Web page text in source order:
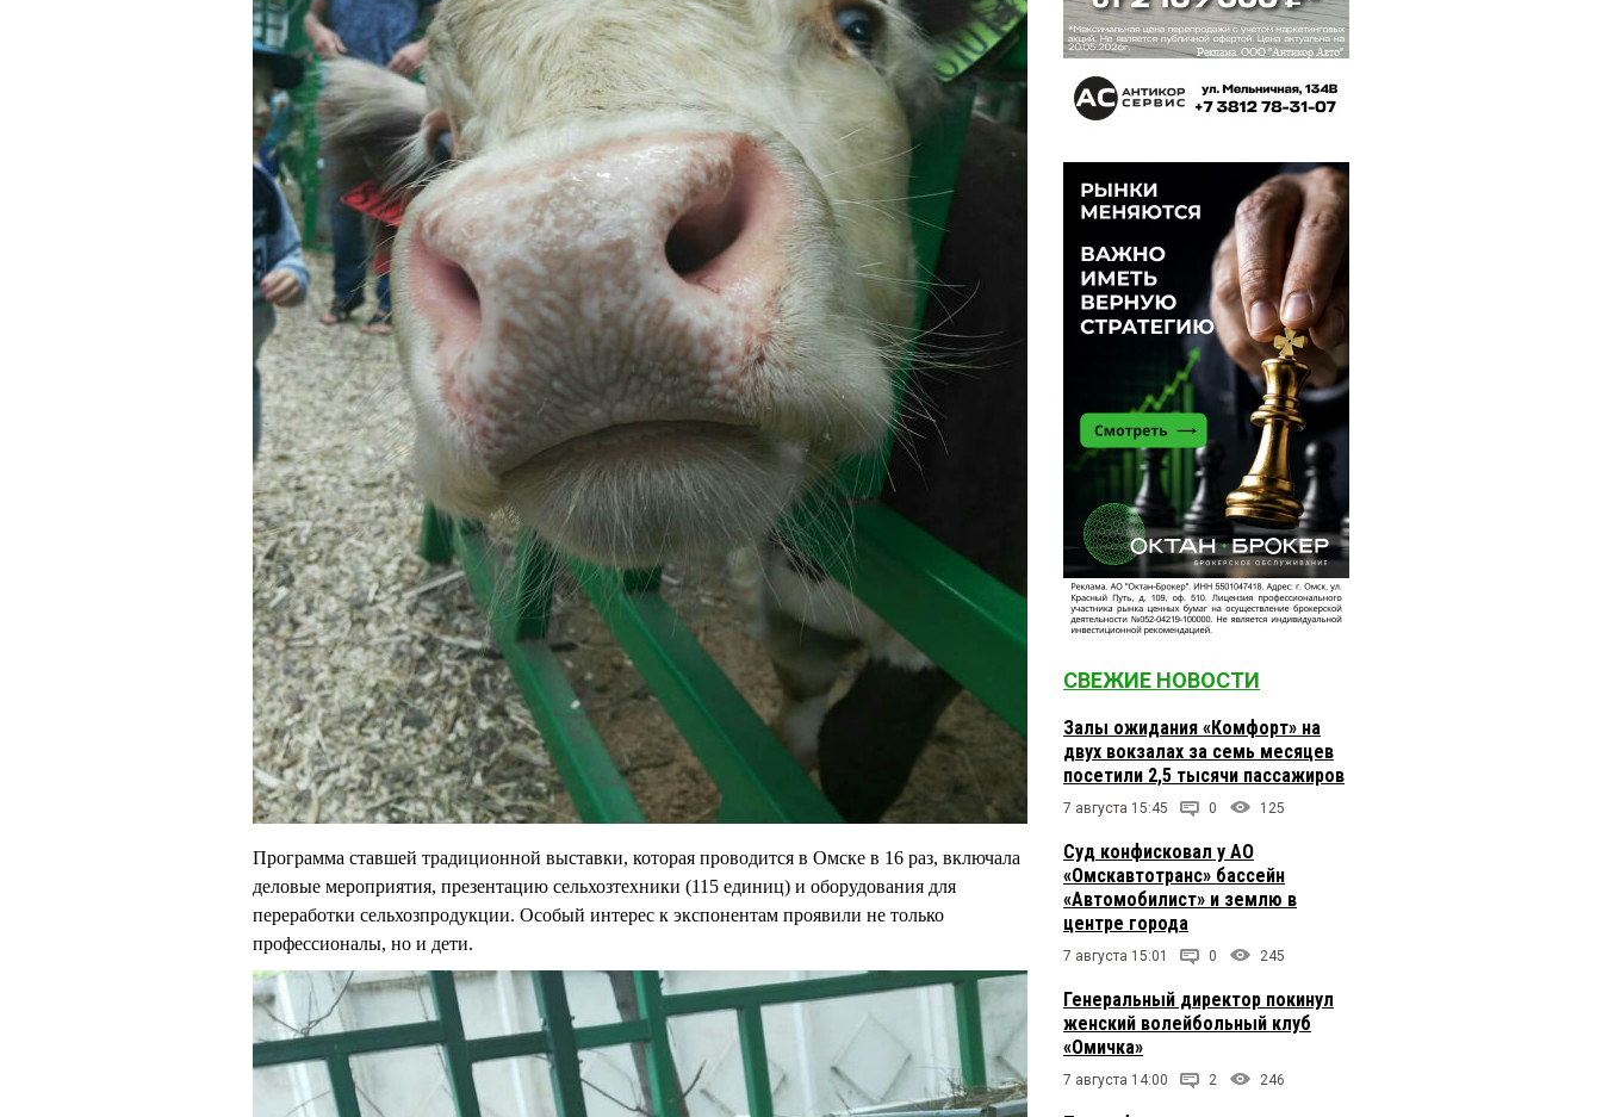
Программа ставшей традиционной выставки, которая проводится в Омске в 16 раз, включала
деловые мероприятия, презентацию сельхозтехники (115 единиц) и оборудования для
переработки сельхозпродукции. Особый интерес к экспонентам проявили не только
профессионалы, но и дети.
СВЕЖИЕ НОВОСТИ
Залы ожидания «Комфорт» на
двух вокзалах за семь месяцев
посетили 2,5 тысячи пассажиров
7 августа 15:45 0 125
Суд конфисковал у АО
«Омскавтотранс» бассейн
«Автомобилист» и землю в
центре города
7 августа 15:01 0 245
Генеральный директор покинул
женский волейбольный клуб
«Омичка»
7 августа 14:00 2 246